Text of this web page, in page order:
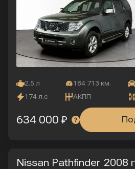
2.5 л 184 713 км.
174 л.с
АКПП
634 000 ₽
Nissan Pathfinder 2008